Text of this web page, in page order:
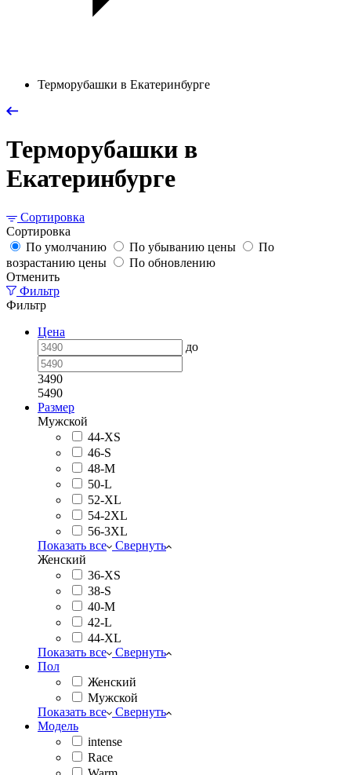
Терморубашки в Екатеринбурге
Терморубашки в
Екатеринбурге
Сортировка
Сортировка
По умолчанию
По убыванию цены
По
возрастанию цены
По обновлению
Отменить
Фильтр
Фильтр
Цена
до
3490
5490
Размер
Мужской
44-XS
46-S
48-M
50-L
52-XL
54-2XL
56-3XL
Показать все
Свернуть
Женский
36-XS
38-S
40-M
42-L
44-XL
Показать все
Свернуть
Пол
Женский
Мужской
Показать все
Свернуть
Модель
intense
Race